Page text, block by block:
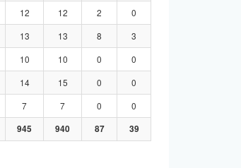
12 12 2
0
13 13 8
3
10 10 0
0
14 15 0
0
7 7 0
0
945 940 87 39